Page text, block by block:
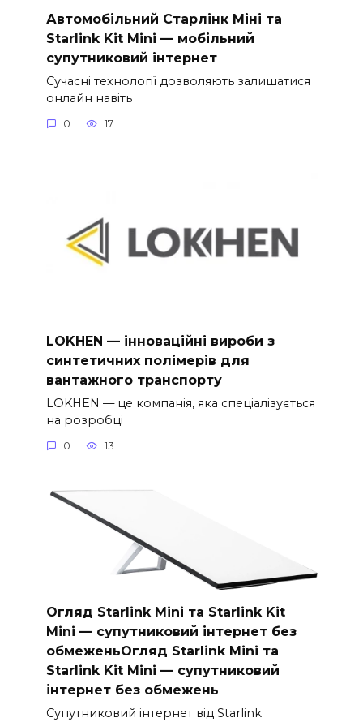
Автомобільний Старлінк Міні та
Starlink Kit Mini — мобільний
супутниковий інтернет
Сучасні технології дозволяють залишатися
онлайн навіть
0 17
LOKHEN — інноваційні вироби з
синтетичних полімерів для
вантажного транспорту
LOKHEN — це компанія, яка спеціалізується
на розробці
0 13
Огляд Starlink Mini та Starlink Kit
Mini — супутниковий інтернет без
обмеженьОгляд Starlink Mini та
Starlink Kit Mini — супутниковий
інтернет без обмежень
Супутниковий інтернет від Starlink